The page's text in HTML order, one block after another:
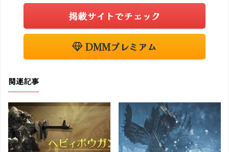
掲載サイトでチェック
DMMプレミアム
関連記事